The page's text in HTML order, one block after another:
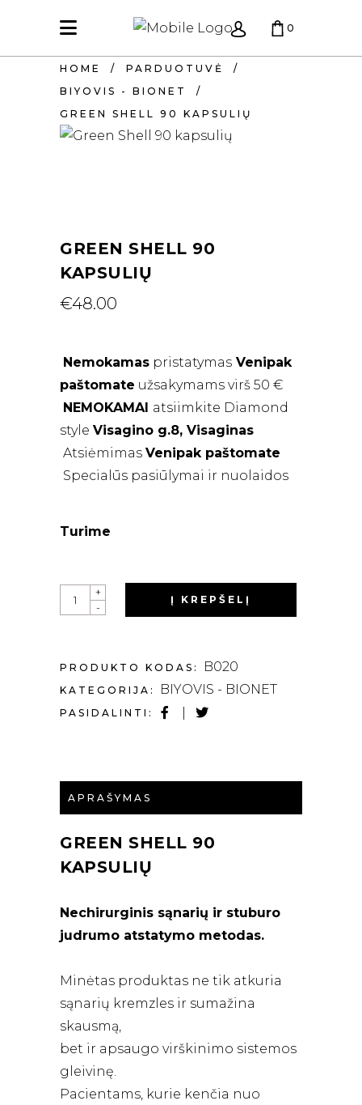
0
KREPŠELIS TUŠČIAS.
HOME / PARDUOTUVĖ
/
BIYOVIS - BIONET
/
GREEN SHELL 90 KAPSULIŲ
GREEN SHELL 90
KAPSULIŲ
€48.00
Nemokamas pristatymas Venipak
paštomate užsakymams virš 50 €
NEMOKAMAI atsiimkite Diamond
style Visagino g.8, Visaginas
Atsiėmimas Venipakpaštomate
Specialūs pasiūlymai ir nuolaidos
Turime
QUANTITY
-
+
Į KREPŠELĮ
PRODUKTO KODAS: B020
KATEGORIJA: BIYOVIS - BIONET
PASIDALINTI:
APRAŠYMAS
GREEN SHELL 90
KAPSULIŲ
Nechirurginis sąnarių ir stuburo
judrumo atstatymo metodas.
Minėtas produktas ne tik atkuria
sąnarių kremzles ir sumažina
skausmą,
bet ir apsaugo virškinimo sistemos
gleivinę.
Pacientams, kurie kenčia nuo